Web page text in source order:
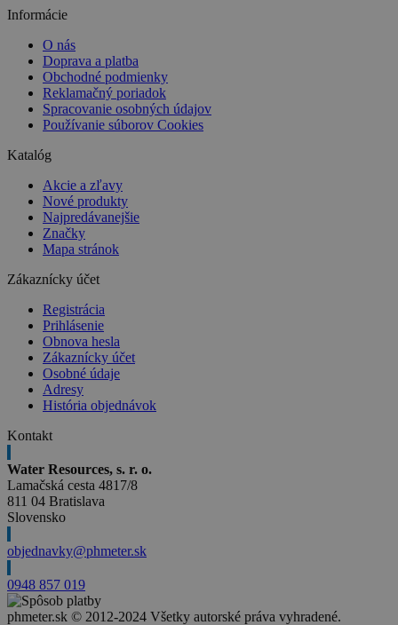
Informácie
O nás
Doprava a platba
Obchodné podmienky
Reklamačný poriadok
Spracovanie osobných údajov
Používanie súborov Cookies
Katalóg
Akcie a zľavy
Nové produkty
Najpredávanejšie
Značky
Mapa stránok
Zákaznícky účet
Registrácia
Prihlásenie
Obnova hesla
Zákaznícky účet
Osobné údaje
Adresy
História objednávok
Kontakt
Water Resources, s. r. o.
Lamačská cesta 4817/8
811 04 Bratislava
Slovensko
objednavky@phmeter.sk
0948 857 019
phmeter.sk © 2012-2024 Všetky autorské práva vyhradené.